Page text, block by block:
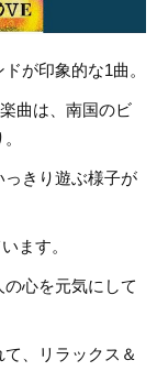
が印象的な1曲。
曲は、南国のビ
きり遊ぶ様子が
ます。
心を元気にして
、リラックス＆